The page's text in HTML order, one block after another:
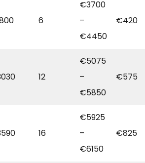
6
€3700
–
€4450
€420
12
€5075
–
€5850
€575
16
€5925
–
€6150
€825